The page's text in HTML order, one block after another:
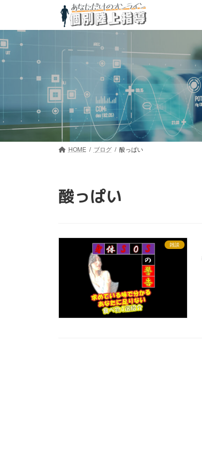
テ
ン
ツ
へ
プ
ゲ
ー
シ
ョ
動
HOME ブログ 酸っぱい
酸っぱい
雑談